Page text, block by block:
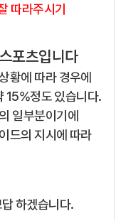
따라주시기
포츠입니다
황에 따라 경우에
15%정도 있습니다.
일부분이기에
드의 지시에 따라
하겠습니다.